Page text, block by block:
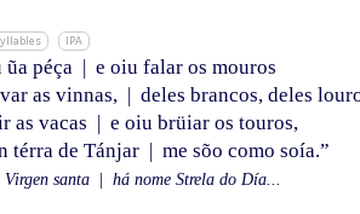
IPA
ũa péça | e oiu falar os mouros
as vinnas, | deles brancos, deles
as vacas | e oiu brüiar os touros,
térra de Tánjar | me sõo como soía.”
santa há nome Strela do Día...